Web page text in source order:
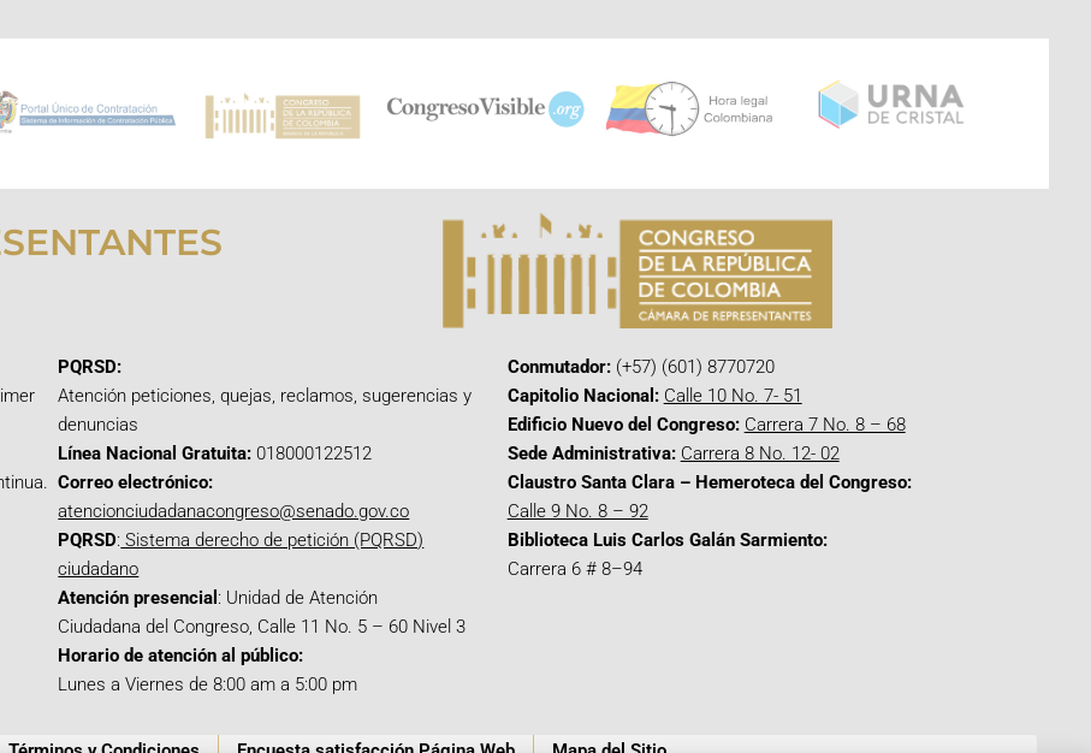
PQRSD:
Atención peticiones, quejas, reclamos, sugerencias y
denuncias
Línea Nacional Gratuita: 018000122512
Correo electrónico:
atencionciudadanacongreso@senado.gov.co
PQRSD: Sistema derecho de petición (PQRSD)
ciudadano
Atención presencial : Unidad de Atención
Ciudadana del Congreso, Calle 11 No. 5 – 60 Nivel 3
Horario de atención al público:
Lunes a Viernes de 8:00 am a 5:00 pm
Conmutador:(+57) (601) 8770720
Capitolio Nacional: Calle 10 No. 7- 51
Edificio Nuevo del Congreso: Carrera 7 No. 8 – 68
Sede Administrativa: Carrera 8 No. 12- 02
Claustro Santa Clara – Hemeroteca del Congreso:
Calle 9 No. 8 – 92
Biblioteca Luis Carlos Galán Sarmiento:
Carrera 6 # 8–94